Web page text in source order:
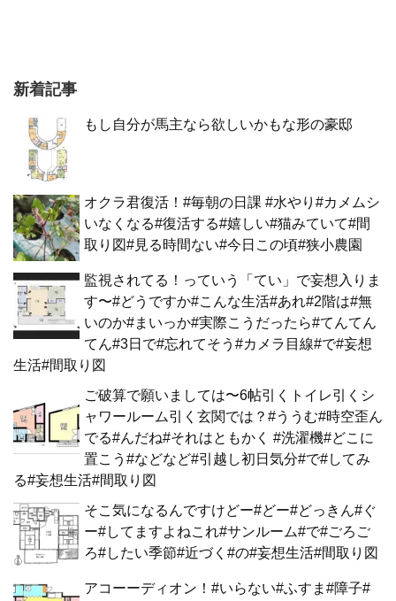
新着記事
もし自分が馬主なら欲しいかもな形の豪邸
オクラ君復活！#毎朝の日課 #水やり#カメムシ
いなくなる#復活する#嬉しい#猫みていて#間
取り図#見る時間ない#今日この頃#狭小農園
監視されてる！っていう「てい」で妄想入りま
す〜#どうですか#こんな生活#あれ#2階は#無
いのか#まいっか#実際こうだったら#てんてん
てん#3日で#忘れてそう#カメラ目線#で#妄想
生活#間取り図
ご破算で願いましては〜6帖引くトイレ引くシ
ャワールーム引く玄関では？#ううむ#時空歪ん
でる#んだね#それはともかく #洗濯機#どこに
置こう#などなど#引越し初日気分#で#してみ
る#妄想生活#間取り図
そこ気になるんですけどー#どー#どっきん#ぐ
ー#してますよねこれ#サンルーム#で#ごろご
ろ#したい季節#近づく#の#妄想生活#間取り図
アコーーディオン！#いらない#ふすま#障子#